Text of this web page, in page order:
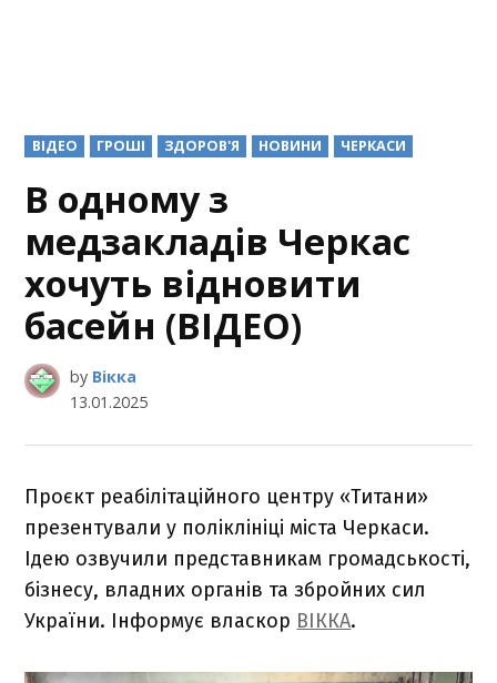
POSTED
IN
ВІДЕО ГРОШІ ЗДОРОВ'Я НОВИНИ ЧЕРКАСИ
В одному з
медзакладів Черкас
хочуть відновити
басейн (ВІДЕО)
by Вікка
13.01.2025
Проєкт реабілітаційного центру «Титани»
презентували у поліклініці міста Черкаси.
Ідею озвучили представникам громадськості,
бізнесу, владних органів та збройних сил
України. Інформує власкор ВІККА.